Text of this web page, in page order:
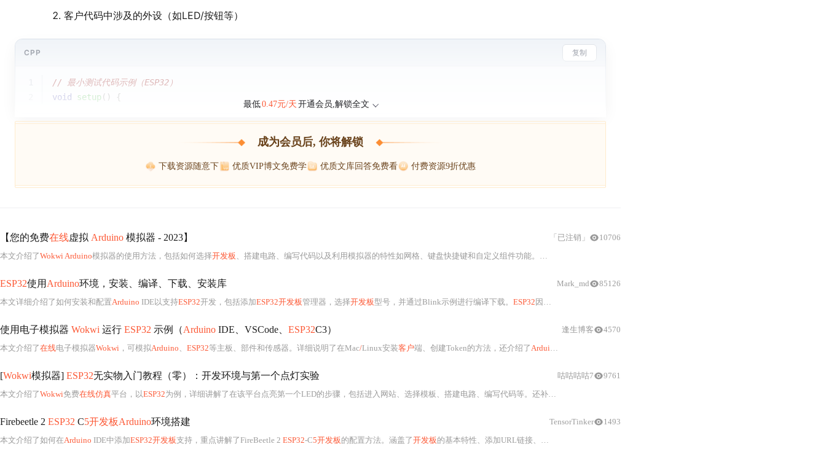
客户代码中涉及的外设（如LED/按钮等）
CPP 复制
// 最小测试代码示例（ESP32）
void setup () {
最低0.47元/天 开通会员,解锁全文
成为会员后, 你将解锁
下载资源随意下 优质VIP博文免费学 优质文库回答免费看 付费资源9折优惠
【您的免费在线虚拟 Arduino 模拟器 - 2023】
本文介绍了Wokwi Arduino模拟器的使用方法，包括如何选择开发板、搭建电路、编写代码以及利用模拟器的特性如网格、键盘快捷键和自定义组件功能。通过一个LED闪烁项目的
「已注销」 10706
ESP32使用 Arduino环境，安装、编译、下载、安装库
本文详细介绍了如何安装和配置Arduino IDE以支持ESP32开发，包括添加ESP32开发板管理器，选择开发板型号，并通过Blink示例进行编译下载。 ESP32 因其性能、稳定性及丰富的SDK而受到青睐，对比其他MCU如
Mark_md 85126
使用电子模拟器 Wokwi 运行 ESP32 示例（Arduino IDE、VSCode、 ESP32C3）
本文介绍了在线电子模拟器Wokwi ，可模拟Arduino、 ESP32等主板、部件和传感器。详细说明了在Mac/Linux安装客户端、创建Token的方法，还介绍了Arduino
逢生博客 4570
[Wokwi模拟器] ESP32无实物入门教程（零）：开发环境与第一个点灯实验
本文介绍了Wokwi免费在线仿真平台，以ESP32为例，详细讲解了在该平台点亮第一个LED的步骤，包括进入网站、选择模板、搭建电路、编写代码等。还补充了常用
咕咕咕咕7 9761
Firebeetle 2 ESP32 C5开发板Arduino环境搭建
本文介绍了如何在Arduino IDE中添加ESP32开发板支持，重点讲解了FireBeetle 2 ESP32-C5开发板的配置方法。涵盖了开发板的基本特性、添加URL链接、安装驱动及验证步骤，帮助开发者快速上手物联网项目。
TensorTinker 1493